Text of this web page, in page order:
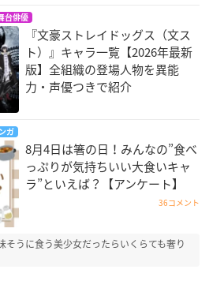
台俳優
『文豪ストレイドッグス（文ス
ト）』キャラ一覧【2026年最新
版】全組織の登場人物を異能
力・声優つきで紹介
ガ
8月4日は箸の日！みんなの”食べ
っぷりが気持ちいい大食いキャ
ラ”といえば？【アンケート】
36コメント
そうに食う美少女だったらいくらても奢り